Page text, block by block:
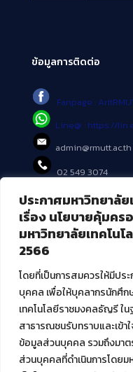
ประกาศมหาวิทยาลั
เรื่อง นโยบายคุ้มค
มหาวิทยาลัยเทคโน
2566
โดยที่เป็นการสมควรให้มีป
บุคคล เพื่อให้บุคลากรนักศึก
เทคโนโลยีราชมงคลธัญรี ใ
สาธารณชนรับทราบและเข้า
ข้อมูลส่วนบุคคล รวมถึงมา
ส่วนบุคคลที่ดำเนินการโดย
ข้อมูลการติดต่อ
Fanpage :
Line@ : https://
admin@rmutt.ac.th
02 549 3074
บริการอื่นๆ ของ สวส.
ศูนย์สื่อดิจิทัล
ศูนย์นวัตกรรมและความรู้
สมัยใหม่ (MoSeC)
งานบริการวิชาการให้กั
โครงการส่งเสริมและพั